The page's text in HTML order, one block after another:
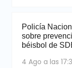
Policía
sobre
béisbol de
4 Ago a las